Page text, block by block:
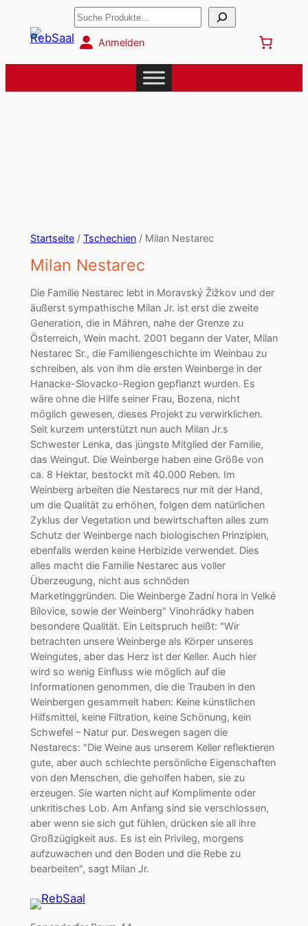
Suchen
Anmelden
Startseite/ Tschechien/ Milan Nestarec
Milan Nestarec
Die Familie Nestarec lebt in Moravský Žižkov und der
äußerst sympathische Milan Jr. ist erst die zweite
Generation, die in Mähren, nahe der Grenze zu
Österreich, Wein macht. 2001 begann der Vater, Milan
Nestarec Sr., die Familiengeschichte im Weinbau zu
schreiben, als von ihm die ersten Weinberge in der
Hanacke-Slovacko-Region gepflanzt wurden. Es
wäre ohne die Hilfe seiner Frau, Bozena, nicht
möglich gewesen, dieses Projekt zu verwirklichen.
Seit kurzem unterstützt nun auch Milan Jr.s
Schwester Lenka, das jüngste Mitglied der Familie,
das Weingut. Die Weinberge haben eine Größe von
ca. 8 Hektar, bestockt mit 40.000 Reben. Im
Weinberg arbeiten die Nestarecs nur mit der Hand,
um die Qualität zu erhöhen, folgen dem natürlichen
Zyklus der Vegetation und bewirtschaften alles zum
Schutz der Weinberge nach biologischen Prinzipien,
ebenfalls werden keine Herbizide verwendet. Dies
alles macht die Familie Nestarec aus voller
Überzeugung, nicht aus schnöden
Marketinggründen. Die Weinberge Zadní hora in Velké
Bílovice, sowie der Weinberg" Vinohrádky haben
besondere Qualität. Ein Leitspruch heißt: "Wir
betrachten unsere Weinberge als Körper unseres
Weingutes, aber das Herz ist der Keller. Auch hier
wird so wenig Einfluss wie möglich auf die
Informationen genommen, die die Trauben in den
Weinbergen gesammelt haben: Keine künstlichen
Hilfsmittel, keine Filtration, keine Schönung, kein
Schwefel – Natur pur. Deswegen sagen die
Nestarecs: "Die Weine aus unserem Keller reflektieren
gute, aber auch schlechte persönliche Eigenschaften
von den Menschen, die geholfen haben, sie zu
erzeugen. Sie warten nicht auf Komplimente oder
unkritisches Lob. Am Anfang sind sie verschlossen,
aber wenn sie sich gut fühlen, drücken sie all ihre
Großzügigkeit aus. Es ist ein Privileg, morgens
aufzuwachen und den Boden und die Rebe zu
bearbeiten", sagt Milan Jr.